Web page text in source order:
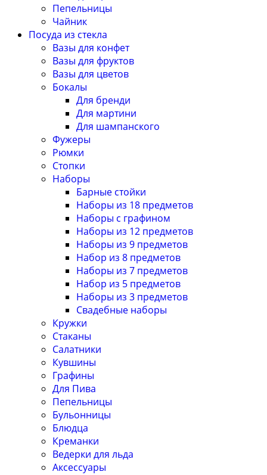
Пепельницы
Чайник
Посуда из стекла
Вазы для конфет
Вазы для фруктов
Вазы для цветов
Бокалы
Для бренди
Для мартини
Для шампанского
Фужеры
Рюмки
Стопки
Наборы
Барные стойки
Наборы из 18 предметов
Наборы с графином
Наборы из 12 предметов
Наборы из 9 предметов
Набор из 8 предметов
Наборы из 7 предметов
Набор из 5 предметов
Наборы из 3 предметов
Свадебные наборы
Кружки
Стаканы
Салатники
Кувшины
Графины
Для Пива
Пепельницы
Бульонницы
Блюдца
Креманки
Ведерки для льда
Аксессуары